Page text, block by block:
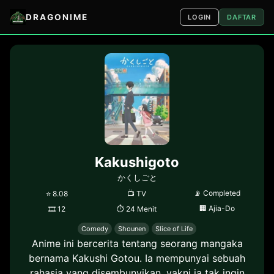
DRAGONIME LOGIN DAFTAR
Kakushigoto
かくしごと
⭐8.08 📺TV 📡 Completed
🎞12 ⏱ 24 Menit 🏢 Ajia-Do
Comedy Shounen Slice of Life
Anime ini bercerita tentang seorang mangaka
bernama Kakushi Gotou. Ia mempunyai sebuah